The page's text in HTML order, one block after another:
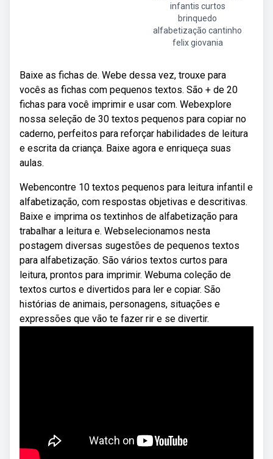
infantis curtos
brinquedo
alfabetização cantinho
felix giovania
Baixe as fichas de. Webe dessa vez, trouxe para
vocês as fichas com pequenos textos. São + de 20
fichas para você imprimir e usar com. Webexplore
nossa seleção de 30 textos pequenos para copiar no
caderno, perfeitos para reforçar habilidades de leitura
e escrita da criança. Baixe agora e enriqueça suas
aulas.
Webencontre 10 textos pequenos para leitura infantil e
alfabetização, com respostas objetivas e descritivas.
Baixe e imprima os textinhos de alfabetização para
trabalhar a leitura e. Webselecionamos nesta
postagem diversas sugestões de pequenos textos
para alfabetização. São vários textos curtos para
leitura, prontos para imprimir. Webuma coleção de
textos curtos e divertidos para ler e copiar. São
histórias de animais, personagens, situações e
expressões que vão te fazer rir e se divertir.